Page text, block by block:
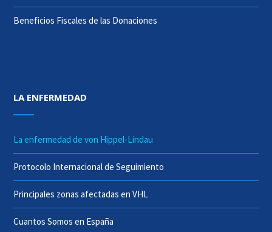
Beneficios Fiscales de las Donaciones
LA ENFERMEDAD
La enfermedad de von Hippel-Lindau
Protocolo Internacional de Seguimiento
Principales zonas afectadas en VHL
Cuantos Somos en España